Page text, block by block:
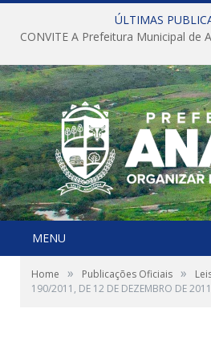
ÚLTIMAS
MENU
Home » Publicações Oficiais »
190/2011, DE 12 DE DEZEMBRO DE 2011